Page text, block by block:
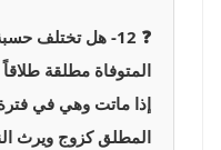
❓ 12- هل تختلف
المتوفاة مطلقة
إذا ماتت وهي في
المطلق كزوج ويرث